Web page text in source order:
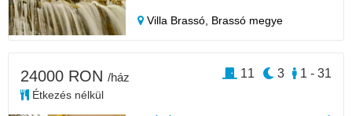
Villa Brassó, Brassó megye
24000 RON /ház
Étkezés nélkül
1 - 31
3
11